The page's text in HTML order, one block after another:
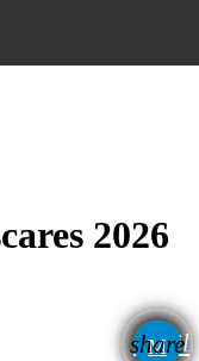
2026
share
email